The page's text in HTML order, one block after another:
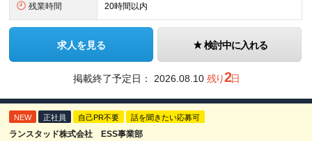
残業時間 20時間以内
求人を見る 検討中に入れる
掲載終了予定日： 2026.08.10 残り2日
NEW 正社員 自己PR不要 話を聞きたい応募可
ランスタッド株式会社 ESS事業部